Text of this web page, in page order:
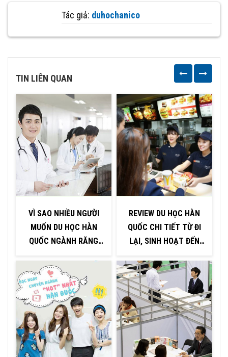
Tác giả: duhochanico
TIN LIÊN QUAN
VÌ SAO NHIỀU NGƯỜI
MUỐN DU HỌC HÀN
QUỐC NGÀNH RĂNG
REVIEW DU HỌC HÀN
QUỐC CHI TIẾT TỪ ĐI
LẠI, SINH HOẠT ĐẾN